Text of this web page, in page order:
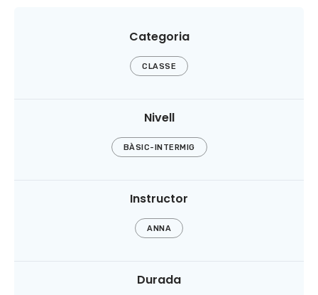
Categoria
CLASSE
Nivell
BÀSIC-INTERMIG
Instructor
ANNA
Durada